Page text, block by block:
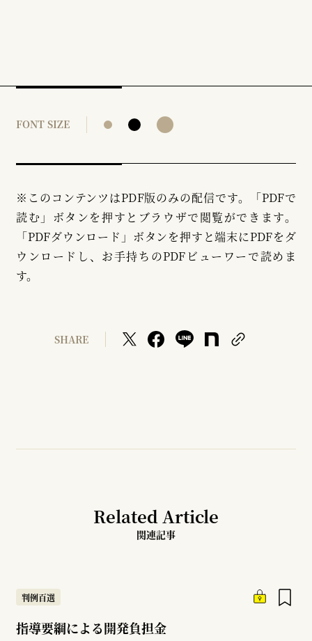
FONT SIZE
※このコンテンツはPDF版のみの配信です。「PDFで
読む」ボタンを押すとブラウザで閲覧ができます。
「PDFダウンロード」ボタンを押すと端末にPDFをダ
ウンロードし、お手持ちのPDFビューワーで読めま
す。
SHARE
Related Article
関連記事
判例百選
指導要綱による開発負担金